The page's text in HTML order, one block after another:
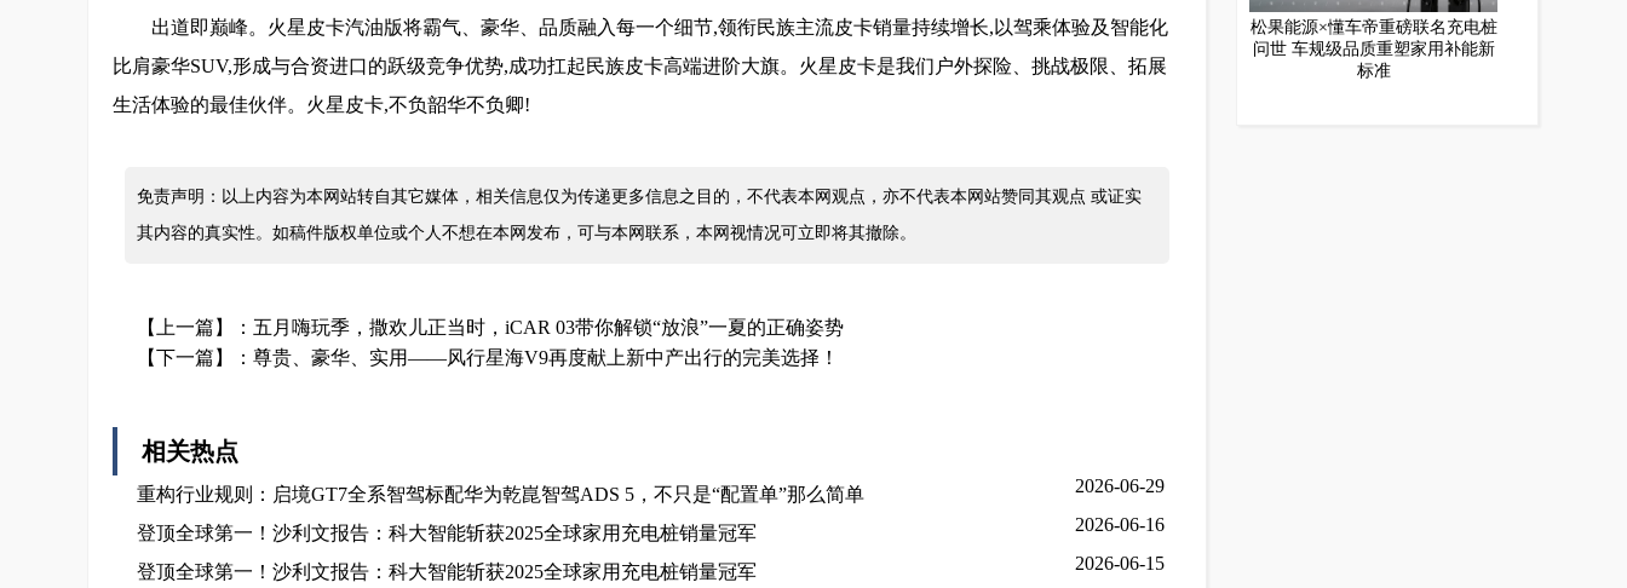
出道即巅峰。火星皮卡汽油版将霸气、豪华、品质融入每一个细节,领衔民族主流皮卡销量持续增长,以驾乘体验及智能化
比肩豪华SUV,形成与合资进口的跃级竞争优势,成功扛起民族皮卡高端进阶大旗。火星皮卡是我们户外探险、挑战极限、拓展
生活体验的最佳伙伴。火星皮卡,不负韶华不负卿!
免责声明：以上内容为本网站转自其它媒体，相关信息仅为传递更多信息之目的，不代表本网观点，亦不代表本网站赞同其观点 或证实
其内容的真实性。如稿件版权单位或个人不想在本网发布，可与本网联系，本网视情况可立即将其撤除。
【上一篇】： 五月嗨玩季，撒欢儿正当时，iCAR 03带你解锁“放浪”一夏的正确姿势
【下一篇】： 尊贵、豪华、实用——风行星海V9再度献上新中产出行的完美选择！
相关热点
重构行业规则：启境GT7全系智驾标配华为乾崑智驾ADS 5，不只是“配置单”那么简单 2026-06-29
登顶全球第一！沙利文报告：科大智能斩获2025全球家用充电桩销量冠军 2026-06-16
登顶全球第一！沙利文报告：科大智能斩获2025全球家用充电桩销量冠军 2026-06-15
松果能源×懂车帝重磅联名充电桩
问世 车规级品质重塑家用补能新
标准